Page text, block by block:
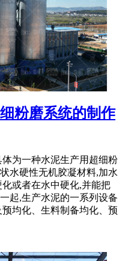
粉磨系统的制作
为一种水泥生产用超细粉
水硬性无机胶凝材料,加水
或者在水中硬化,并能把
起,生产水泥的一系列设备
均化、生料制备均化、预